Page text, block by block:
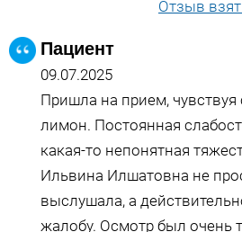
Отзыв
Пациент
09.07.2025
Пришла на прием,
лимон. Постоянная
какая-то непонятная
Ильвина Илшатовна не
выслушала, а
жалобу. Осмотр был очень